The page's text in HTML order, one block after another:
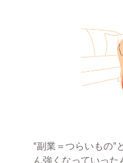
“副業＝つらいもの”
ん強くなっていった